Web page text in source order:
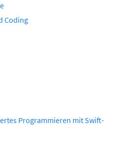
Coding
Programmieren mit Swift-